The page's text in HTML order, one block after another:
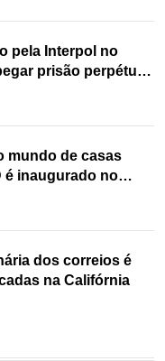
pela Interpol no
prisão perpétua
mundo de casas
é inaugurado no
dos correios é
na Califórnia